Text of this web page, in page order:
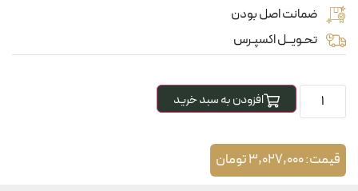
ضمانت اصل بودن
تحـویــل اکسپـرس
افزودن به سبد خرید
قیمت:3,027,000تومان